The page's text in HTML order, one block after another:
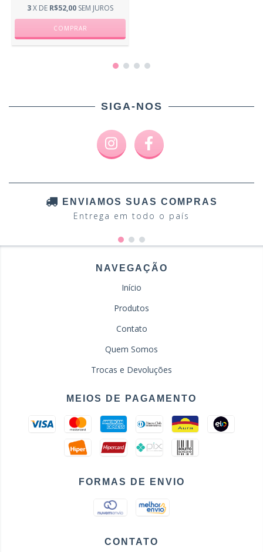
3X DE R$52,00 SEM JUROS
SIGA-NOS
ENVIAMOS SUAS COMPRAS
Entrega em todo o país
NAVEGAÇÃO
Início
Produtos
Contato
Quem Somos
Trocas e Devoluções
MEIOS DE PAGAMENTO
FORMAS DE ENVIO
CONTATO